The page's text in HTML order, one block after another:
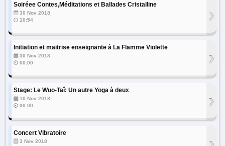
Soiréee Contes,Méditations et Ballades Cristalline
30 Nov 2018
10:54
›
Initiation et maitrise enseignante à La Flamme Violette
30 Nov 2018
00:00
›
Stage: Le Wuo-Taî: Un autre Yoga à deux
10 Nov 2018
00:00
›
Concert Vibratoire
3 Nov 2018